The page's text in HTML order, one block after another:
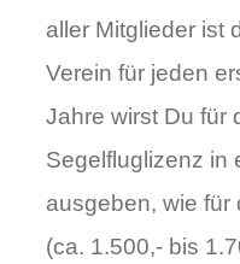
aller Mitglieder ist
Verein für jeden
Jahre wirst Du für
Segelfluglizenz in
ausgeben, wie für
(ca. 1.500,- bis